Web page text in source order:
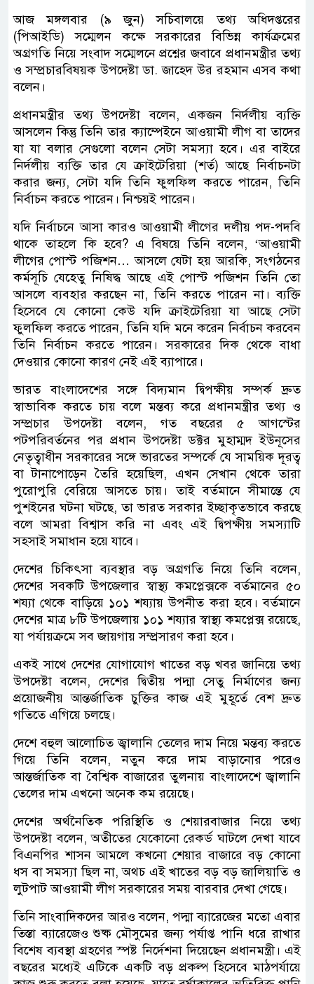
আজ মঙ্গলবার (৯ জুন) সচিবালয়ে তথ্য অধিদপ্তরের
(পিআইডি) সম্মেলন কক্ষে সরকারের বিভিন্ন কার্যক্রমের
অগ্রগতি নিয়ে সংবাদ সম্মেলনে প্রশ্নের জবাবে প্রধানমন্ত্রীর তথ্য
ও সম্প্রচারবিষয়ক উপদেষ্টা ডা. জাহেদ উর রহমান এসব কথা
বলেন।
প্রধানমন্ত্রীর তথ্য উপদেষ্টা বলেন, একজন নির্দলীয় ব্যক্তি
আসলেন কিন্তু তিনি তার ক্যাম্পেইনে আওয়ামী লীগ বা তাদের
যা যা বলার সেগুলো বলেন সেটা সমস্যা হবে। এর বাইরে
নির্দলীয় ব্যক্তি তার যে ক্রাইটেরিয়া (শর্ত) আছে নির্বাচনটা
করার জন্য, সেটা যদি তিনি ফুলফিল করতে পারেন, তিনি
নির্বাচন করতে পারেন। নিশ্চয়ই পারেন।
যদি নির্বাচনে আসা কারও আওয়ামী লীগের দলীয় পদ-পদবি
থাকে তাহলে কি হবে? এ বিষয়ে তিনি বলেন, ‘আওয়ামী
লীগের পোস্ট পজিশন… আসলে যেটা হয় আরকি, সংগঠনের
কর্মসূচি যেহেতু নিষিদ্ধ আছে এই পোস্ট পজিশন তিনি তো
আসলে ব্যবহার করছেন না, তিনি করতে পারেন না। ব্যক্তি
হিসেবে যে কোনো কেউ যদি ক্রাইটেরিয়া যা আছে সেটা
ফুলফিল করতে পারেন, তিনি যদি মনে করেন নির্বাচন করবেন
তিনি নির্বাচন করতে পারেন। সরকারের দিক থেকে বাধা
দেওয়ার কোনো কারণ নেই এই ব্যাপারে।
ভারত বাংলাদেশের সঙ্গে বিদ্যমান দ্বিপক্ষীয় সম্পর্ক দ্রুত
স্বাভাবিক করতে চায় বলে মন্তব্য করে প্রধানমন্ত্রীর তথ্য ও
সম্প্রচার উপদেষ্টা বলেন, গত বছরের ৫ আগস্টের
পটপরিবর্তনের পর প্রধান উপদেষ্টা ডক্টর মুহাম্মদ ইউনূসের
নেতৃত্বাধীন সরকারের সঙ্গে ভারতের সম্পর্কে যে সাময়িক দূরত্ব
বা টানাপোড়েন তৈরি হয়েছিল, এখন সেখান থেকে তারা
পুরোপুরি বেরিয়ে আসতে চায়। তাই বর্তমানে সীমান্তে যে
পুশইনের ঘটনা ঘটছে, তা ভারত সরকার ইচ্ছাকৃতভাবে করছে
বলে আমরা বিশ্বাস করি না এবং এই দ্বিপক্ষীয় সমস্যাটি
সহসাই সমাধান হয়ে যাবে।
দেশের চিকিৎসা ব্যবস্থার বড় অগ্রগতি নিয়ে তিনি বলেন,
দেশের সবকটি উপজেলার স্বাস্থ্য কমপ্লেক্সকে বর্তমানের ৫০
শয্যা থেকে বাড়িয়ে ১০১ শয্যায় উপনীত করা হবে। বর্তমানে
দেশের মাত্র ৮টি উপজেলায় ১০১ শয্যার স্বাস্থ্য কমপ্লেক্স রয়েছে,
যা পর্যায়ক্রমে সব জায়গায় সম্প্রসারণ করা হবে।
একই সাথে দেশের যোগাযোগ খাতের বড় খবর জানিয়ে তথ্য
উপদেষ্টা বলেন, দেশের দ্বিতীয় পদ্মা সেতু নির্মাণের জন্য
প্রয়োজনীয় আন্তর্জাতিক চুক্তির কাজ এই মুহূর্তে বেশ দ্রুত
গতিতে এগিয়ে চলছে।
দেশে বহুল আলোচিত জ্বালানি তেলের দাম নিয়ে মন্তব্য করতে
গিয়ে তিনি বলেন, নতুন করে দাম বাড়ানোর পরেও
আন্তর্জাতিক বা বৈশ্বিক বাজারের তুলনায় বাংলাদেশে জ্বালানি
তেলের দাম এখনো অনেক কম রয়েছে।
দেশের অর্থনৈতিক পরিস্থিতি ও শেয়ারবাজার নিয়ে তথ্য
উপদেষ্টা বলেন, অতীতের যেকোনো রেকর্ড ঘাটলে দেখা যাবে
বিএনপির শাসন আমলে কখনো শেয়ার বাজারে বড় কোনো
ধস বা সমস্যা ছিল না, অথচ এই খাতের বড় বড় জালিয়াতি ও
লুটপাট আওয়ামী লীগ সরকারের সময় বারবার দেখা গেছে।
তিনি সাংবাদিকদের আরও বলেন, পদ্মা ব্যারেজের মতো এবার
তিস্তা ব্যারেজেও শুষ্ক মৌসুমের জন্য পর্যাপ্ত পানি ধরে রাখার
বিশেষ ব্যবস্থা গ্রহণের স্পষ্ট নির্দেশনা দিয়েছেন প্রধানমন্ত্রী। এই
বছরের মধ্যেই এটিকে একটি বড় প্রকল্প হিসেবে মাঠপর্যায়ে